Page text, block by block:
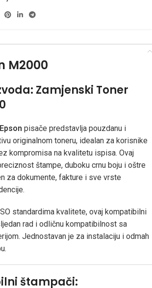
M2000
Zamjenski Toner
Epson pisače predstavlja pouzdanu i
originalnom toneru, idealan za korisnike
kompromisa na kvalitetu ispisa. Ovaj
štampe, duboku crnu boju i oštre
za dokumente, fakture i sve vrste
standardima kvalitete, ovaj kompatibilni
rad i odličnu kompatibilnost sa
Jednostavan je za instalaciju i odmah
štampači: